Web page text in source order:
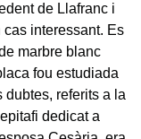
de Llafranc i
interessant. Es
marbre blanc
fou estudiada
dubtes, referits a la
dedicat a